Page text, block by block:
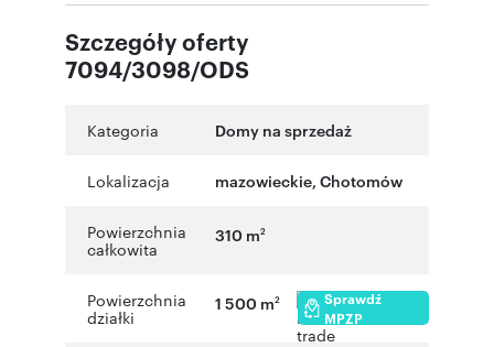
Szczegóły oferty
7094/3098/ODS
Kategoria Domy na sprzedaż
Lokalizacja mazowieckie, Chotomów
Powierzchnia
całkowita
310 m2
Powierzchnia
działki
1 500 m2
Sprawdź
MPZP